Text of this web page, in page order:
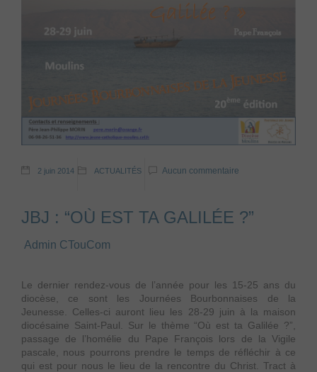
2 juin 2014 ACTUALITÉS Aucun commentaire
JBJ : “OÙ EST TA GALILÉE ?”
Admin CTouCom
Le dernier rendez-vous de l’année pour les 15-25 ans du
diocèse, ce sont les Journées Bourbonnaises de la
Jeunesse. Celles-ci auront lieu les 28-29 juin à la maison
diocésaine Saint-Paul. Sur le thème “Où est ta Galilée ?”,
passage de l’homélie du Pape François lors de la Vigile
pascale, nous pourrons prendre le temps de réfléchir à ce
qui est pour nous le lieu de la rencontre du Christ. Tract à